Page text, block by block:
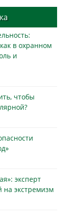
в охранном
и
чтобы
эксперт
на экстремизм